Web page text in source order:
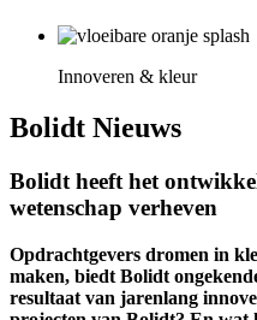
Innoveren & kleur
Bolidt Nieuws
Bolidt heeft het
wetenschap verheven
Opdrachtgevers dromen in
maken, biedt Bolidt
resultaat van jarenlang